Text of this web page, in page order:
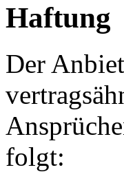
Haftung
Der
folgt: